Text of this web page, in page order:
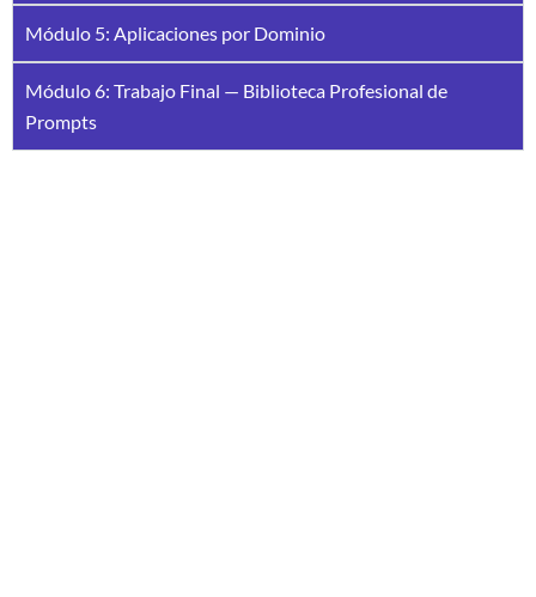
Módulo 5: Aplicaciones por Dominio
Módulo 6: Trabajo Final — Biblioteca Profesional de
Prompts